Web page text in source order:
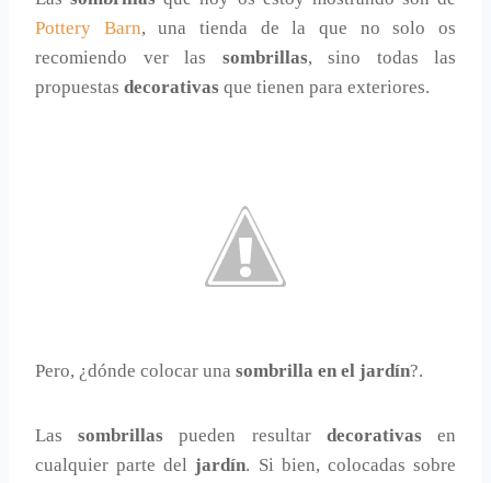
Pottery Barn, una tienda de la que no solo os
recomiendo ver las sombrillas, sino todas las
propuestas decorativas que tienen para exteriores.
Pero, ¿dónde colocar una sombrilla en el jardín?.
Lassombrillas pueden resultar decorativasen
cualquier parte del jardín. Si bien, colocadas sobre